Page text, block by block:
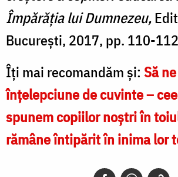
Împărăția lui Dumnezeu,
București, 2017, pp. 110-
Îți mai recomandăm și: Să
înțelepciune de cuvinte –
spunem copiilor noştri în
rămâne întipărit în inima lor